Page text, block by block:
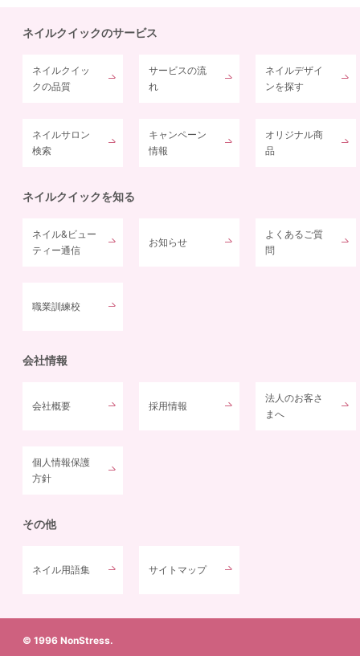
ネイルクイックのサービス
ネイルクイッ
クの品質
サービスの流
れ
ネイルデザイ
ンを探す
ネイルサロン
検索
キャンペーン
情報
オリジナル商
品
ネイルクイックを知る
ネイル&ビュー
ティー通信
お知らせ
よくあるご質
問
職業訓練校
会社情報
会社概要 採用情報
法人のお客さ
まへ
個人情報保護
方針
その他
ネイル用語集 サイトマップ
© 1996 NonStress.